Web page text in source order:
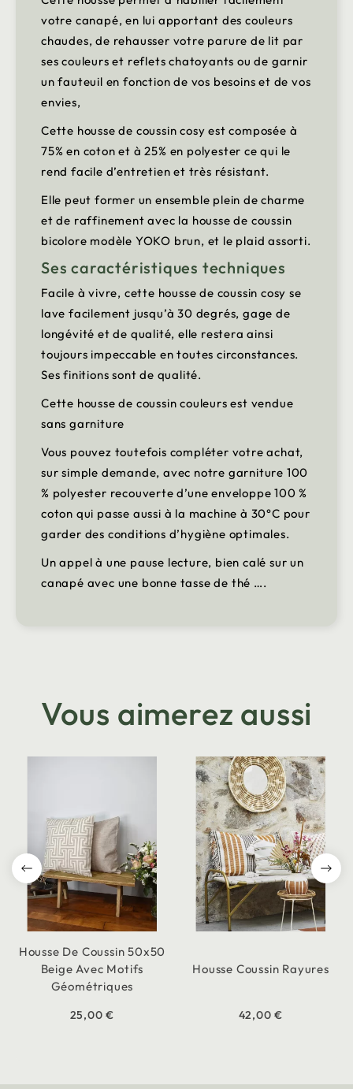
votre canapé, en lui apportant des couleurs
chaudes, de rehausser votre parure de lit par
ses couleurs et reflets chatoyants ou de garnir
un fauteuil en fonction de vos besoins et de vos
envies,
Cette housse de coussin cosy est composée à
75% en coton et à 25% en polyester ce qui le
rend facile d’entretien et très résistant.
Elle peut former un ensemble plein de charme
et de raffinement avec la housse de coussin
bicolore modèle YOKO brun, et le plaid assorti.
Ses caractéristiques techniques
Facile à vivre, cette housse de coussin cosy se
lave facilement jusqu’à 30 degrés, gage de
longévité et de qualité, elle restera ainsi
toujours impeccable en toutes circonstances.
Ses finitions sont de qualité.
Cette housse de coussin couleurs est vendue
sans garniture
Vous pouvez toutefois compléter votre achat,
sur simple demande, avec notre garniture 100
% polyester recouverte d’une enveloppe 100 %
coton qui passe aussi à la machine à 30°C pour
garder des conditions d’hygiène optimales.
Un appel à une pause lecture, bien calé sur un
canapé avec une bonne tasse de thé ….
Vous aimerez aussi
Housse De Coussin 50x50
Beige Avec Motifs
Géométriques
25,00 €
Housse Coussin Rayures
42,00 €